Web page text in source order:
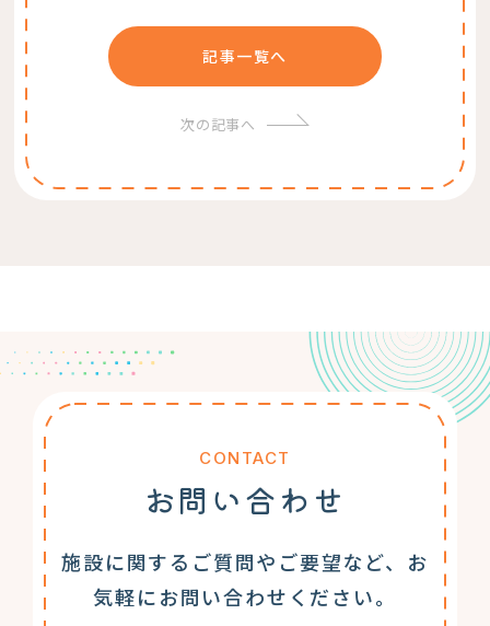
記事一覧へ
次の記事へ
CONTACT
お問い合わせ
施設に関するご質問やご要望など、お
気軽にお問い合わせください。